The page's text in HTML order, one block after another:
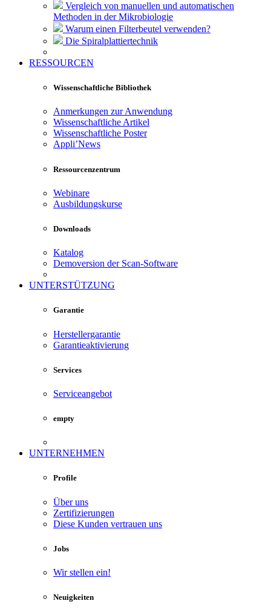
Vergleich von manuellen und automatischen
Methoden in der Mikrobiologie
Warum einen Filterbeutel verwenden?
Die Spiralplattier­technik
RESSOURCEN
Wissenschaftliche Bibliothek
Anmerkungen zur Anwendung
Wissenschaftliche Artikel
Wissenschaftliche Poster
Appli’News
Ressourcenzentrum
Webinare
Ausbildungskurse
Downloads
Katalog
Demoversion der Scan-Software
UNTERSTÜTZUNG
Garantie
Herstellergarantie
Garantieaktivierung
Services
Serviceangebot
empty
UNTERNEHMEN
Profile
Über uns
Zertifizierungen
Diese Kunden vertrauen uns
Jobs
Wir stellen ein!
Neuigkeiten